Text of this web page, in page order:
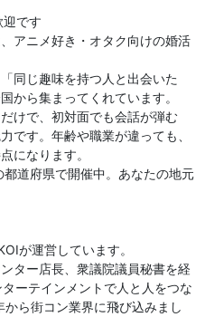
です
アニメ好き・オタク向けの婚活
同じ趣味を持つ人と出会いた
から集まってくれています。
けで、初対面でも会話が弾む
す。年齢や職業が違っても、
になります。
道府県で開催中。あなたの地元
が運営しています。
ター店長、衆議院議員秘書を経
ーテインメントで人と人をつな
ら街コン業界に飛び込みまし